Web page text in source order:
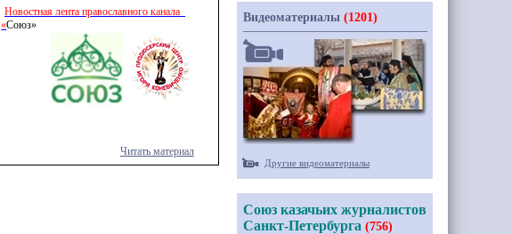
Новостная лента православного канала
«Союз»
Читать материал
Видеоматериалы (1201)
Другие видеоматериалы
Союз казачьих журналистов
Санкт-Петербурга (756)